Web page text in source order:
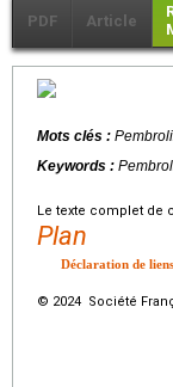
PDF Article
Mots clés :
Keywords :
Le texte complet de
Plan
Déclaration de
© 2024 Société